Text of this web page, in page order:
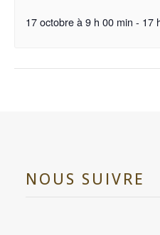
17 octobre à 9 h 00 min - 17
NOUS SUIVRE